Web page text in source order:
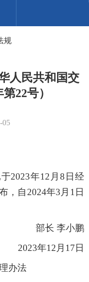
规
人民共和国交
22号）
05
2023年12月8日经
，自2024年3月1日
部长 李小鹏
2023年12月17日
办法